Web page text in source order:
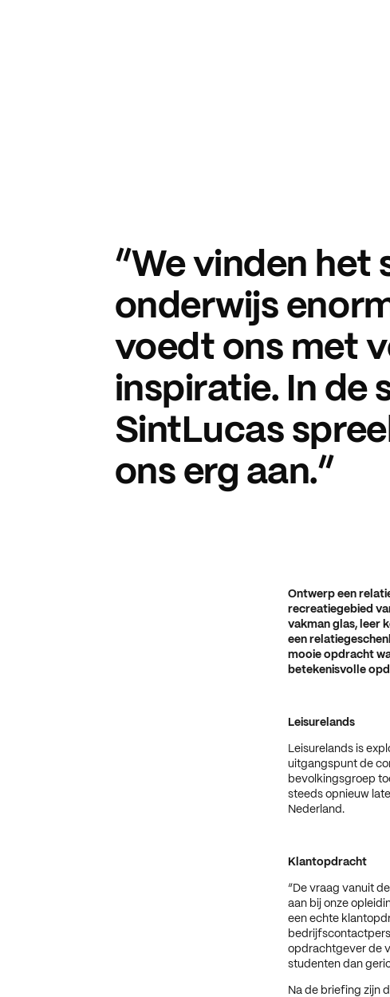
“We vinden het
onderwijs
voedt ons met
inspiratie. In de
SintLucas
ons erg aan.”
Ontwerp een
recreatiegebied
vakman glas, leer
een
mooie opdracht
betekenisvolle
Leisurelands
Leisurelands is
uitgangspunt de
bevolkingsgroep
steeds opnieuw
Nederland.
Klantopdracht
“De vraag vanuit
aan bij onze
een echte
opdrachtgever de
studenten dan
Na de briefing zijn